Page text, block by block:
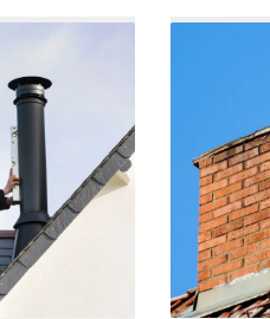
propre et
Je